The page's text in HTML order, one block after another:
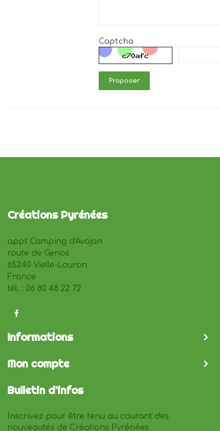
Captcha
Proposer
Créations Pyrénées
appt Camping d'Avajan
route de Genos
65240 Vielle-Louron
France
tél. : 06 80 48 22 72
Informations
Mon compte
Bulletin d'infos
Inscrivez pour être tenu au courant des
nouveautés de Créations Pyrénées